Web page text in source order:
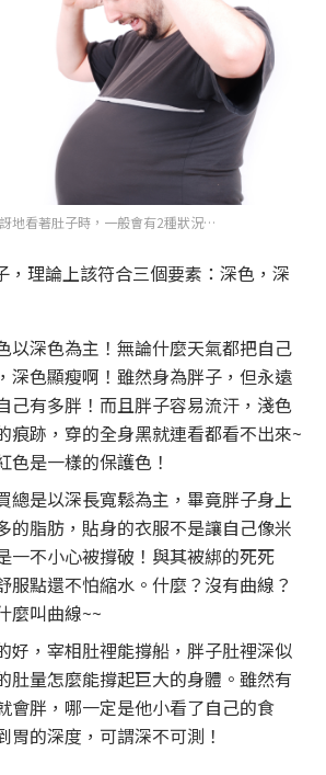
地看著肚子時，一般會有2種狀況…
，理論上該符合三個要素：深色，深
以深色為主！無論什麼天氣都把自己
深色顯瘦啊！雖然身為胖子，但永遠
己有多胖！而且胖子容易流汗，淺色
痕跡，穿的全身黑就連看都看不出來~
色是一樣的保護色！
總是以深長寬鬆為主，畢竟胖子身上
的脂肪，貼身的衣服不是讓自己像米
一不小心被撐破！與其被綁的死死
服點還不怕縮水。什麼？沒有曲線？
麼叫曲線~~
好，宰相肚裡能撐船，胖子肚裡深似
肚量怎麼能撐起巨大的身體。雖然有
會胖，哪一定是他小看了自己的食
的深度，可謂深不可測！